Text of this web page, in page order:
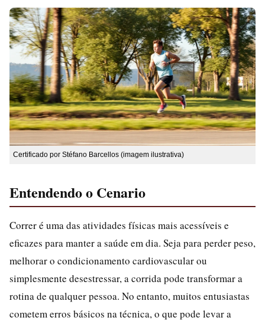
Certificado por Stéfano Barcellos (imagem ilustrativa)
Entendendo o Cenario
Correr é uma das atividades físicas mais acessíveis e
eficazes para manter a saúde em dia. Seja para perder peso,
melhorar o condicionamento cardiovascular ou
simplesmente desestressar, a corrida pode transformar a
rotina de qualquer pessoa. No entanto, muitos entusiastas
cometem erros básicos na técnica, o que pode levar a